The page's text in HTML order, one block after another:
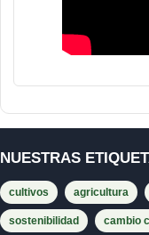
NUESTRAS
cultivos agricultura
sostenibilidad cambio